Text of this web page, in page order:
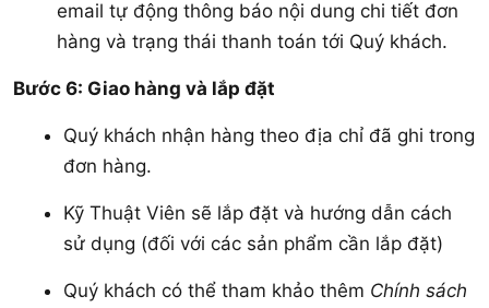
email tự động thông báo nội dung chi tiết đơn
hàng và trạng thái thanh toán tới Quý khách.
Bước 6: Giao hàng và lắp đặt
Quý khách nhận hàng theo địa chỉ đã ghi trong
đơn hàng.
Kỹ Thuật Viên sẽ lắp đặt và hướng dẫn cách
sử dụng (đối với các sản phẩm cần lắp đặt)
Quý khách có thể tham khảo thêm Chính sách